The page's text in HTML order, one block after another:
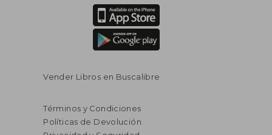
$ 58.16
$ 31.99
Vender Libros en Buscalibre
Términos y Condiciones
Políticas de Devolución